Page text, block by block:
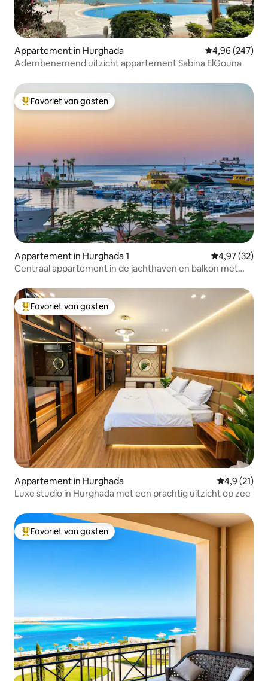
Appartement in Hurghada Gemiddelde
4,96 (247)
Adembenemend uitzicht appartement Sabina ElGouna
Topfavoriet van gasten
Favoriet van gasten
Appartement in Hurghada 1 Gemiddelde
4,97 (32)
Centraal appartement in de jachthaven en balkon met
Topfavoriet van gasten
Favoriet van gasten
Appartement in Hurghada
4,9 (21)
Luxe studio in Hurghada met een prachtig uitzicht op zee
Topfavoriet van gasten
Favoriet van gasten